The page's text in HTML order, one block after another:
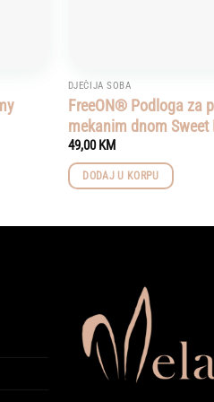
DJEČIJA SOBA
FreeON® Podloga za
mekanim dnom Sweet
49,00KM
DODAJ U KORPU